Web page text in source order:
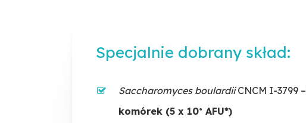
Specjalnie dobrany skład:
Saccharomyces boulardiiCNCM I-3799 –
komórek (5 x 109 AFU*)